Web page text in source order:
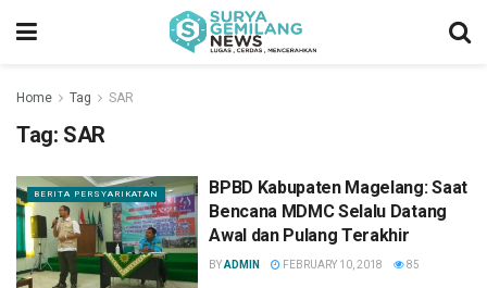
Home Tag SAR
Tag: SAR
BERITA PERSYARIKATAN
BPBD Kabupaten Magelang: Saat
Bencana MDMC Selalu Datang
Awal dan Pulang Terakhir
BYADMIN FEBRUARY 10, 2018 85